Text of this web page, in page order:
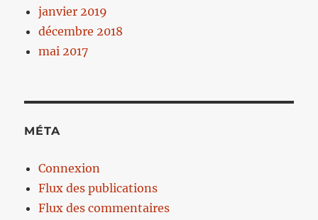
janvier 2019
décembre 2018
mai 2017
MÉTA
Connexion
Flux des publications
Flux des commentaires